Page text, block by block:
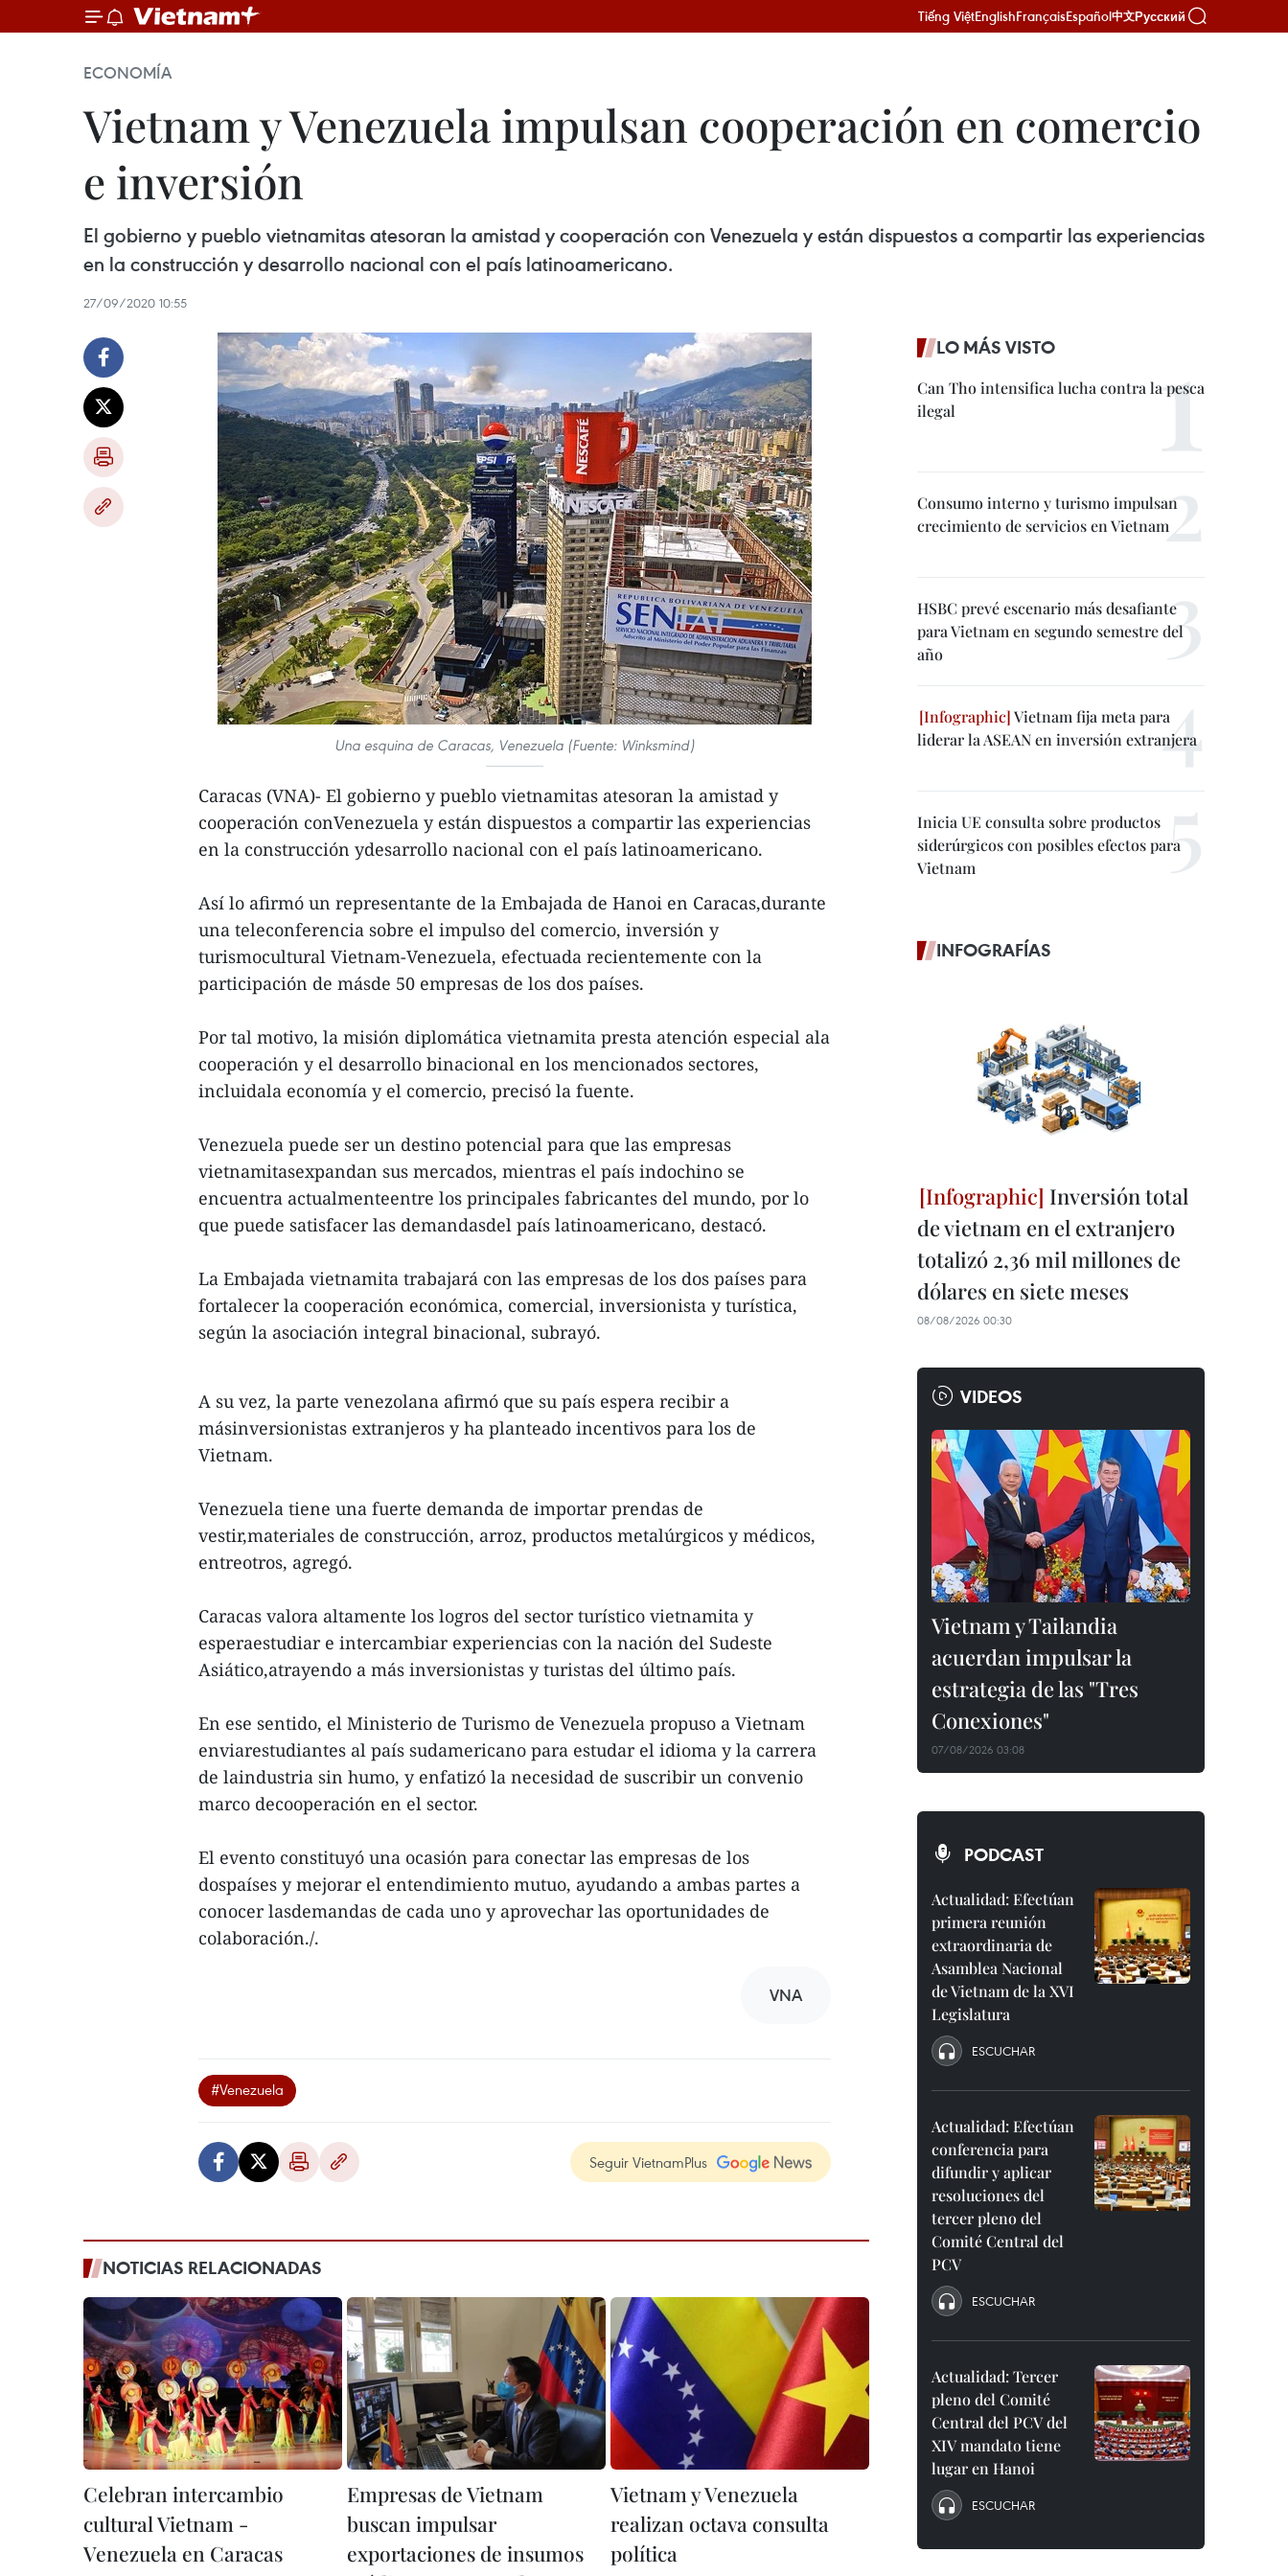
Tiếng ViệtEnglishFrançaisEspañol中文Русский
ECONOMÍA
Vietnam y Venezuela impulsan cooperación en comercio
e inversión
El gobierno y pueblo vietnamitas atesoran la amistad y cooperación con Venezuela y están dispuestos a compartir las experiencias
en la construcción y desarrollo nacional con el país latinoamericano.
27/09/2020 10:55
Una esquina de Caracas, Venezuela (Fuente: Winksmind)
Caracas (VNA)- El gobierno y pueblo vietnamitas atesoran la amistad y
cooperación conVenezuela y están dispuestos a compartir las experiencias
en la construcción ydesarrollo nacional con el país latinoamericano.
Así lo afirmó un representante de la Embajada de Hanoi en Caracas,durante
una teleconferencia sobre el impulso del comercio, inversión y
turismocultural Vietnam-Venezuela, efectuada recientemente con la
participación de másde 50 empresas de los dos países.
Por tal motivo, la misión diplomática vietnamita presta atención especial ala
cooperación y el desarrollo binacional en los mencionados sectores,
incluidala economía y el comercio, precisó la fuente.
Venezuela puede ser un destino potencial para que las empresas
vietnamitasexpandan sus mercados, mientras el país indochino se
encuentra actualmenteentre los principales fabricantes del mundo, por lo
que puede satisfacer las demandasdel país latinoamericano, destacó.
La Embajada vietnamita trabajará con las empresas de los dos países para
fortalecer la cooperación económica, comercial, inversionista y turística,
según la asociación integral binacional, subrayó.
A su vez, la parte venezolana afirmó que su país espera recibir a
másinversionistas extranjeros y ha planteado incentivos para los de
Vietnam.
Venezuela tiene una fuerte demanda de importar prendas de
vestir,materiales de construcción, arroz, productos metalúrgicos y médicos,
entreotros, agregó.
Caracas valora altamente los logros del sector turístico vietnamita y
esperaestudiar e intercambiar experiencias con la nación del Sudeste
Asiático,atrayendo a más inversionistas y turistas del último país.
En ese sentido, el Ministerio de Turismo de Venezuela propuso a Vietnam
enviarestudiantes al país sudamericano para estudar el idioma y la carrera
de laindustria sin humo, y enfatizó la necesidad de suscribir un convenio
marco decooperación en el sector.
El evento constituyó una ocasión para conectar las empresas de los
dospaíses y mejorar el entendimiento mutuo, ayudando a ambas partes a
conocer lasdemandas de cada uno y aprovechar las oportunidades de
colaboración./.
VNA
#Venezuela
Seguir VietnamPlus
NOTICIAS RELACIONADAS
Celebran intercambio
cultural Vietnam -
Venezuela en Caracas
Empresas de Vietnam
buscan impulsar
exportaciones de insumos
Vietnam y Venezuela
realizan octava consulta
política
LO MÁS VISTO
Can Tho intensifica lucha contra la pesca
ilegal
Consumo interno y turismo impulsan
crecimiento de servicios en Vietnam
HSBC prevé escenario más desafiante
para Vietnam en segundo semestre del
año
Vietnam fija meta para
liderar la ASEAN en inversión extranjera
Inicia UE consulta sobre productos
siderúrgicos con posibles efectos para
Vietnam
INFOGRAFÍAS
Inversión total
de vietnam en el extranjero
totalizó 2,36 mil millones de
dólares en siete meses
08/08/2026 00:30
VIDEOS
Vietnam y Tailandia
acuerdan impulsar la
estrategia de las "Tres
Conexiones"
07/08/2026 03:08
PODCAST
Actualidad: Efectúan
primera reunión
extraordinaria de
Asamblea Nacional
de Vietnam de la XVI
Legislatura
ESCUCHAR
Actualidad: Efectúan
conferencia para
difundir y aplicar
resoluciones del
tercer pleno del
Comité Central del
PCV
ESCUCHAR
Actualidad: Tercer
pleno del Comité
Central del PCV del
XIV mandato tiene
lugar en Hanoi
ESCUCHAR